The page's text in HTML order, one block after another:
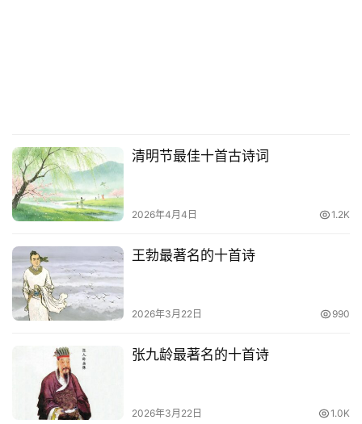
清明节最佳十首古诗词
2026年4月4日 1.2K
王勃最著名的十首诗
2026年3月22日 990
张九龄最著名的十首诗
2026年3月22日 1.0K